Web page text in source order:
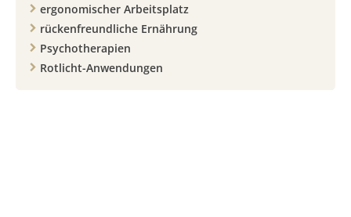
ergonomischer Arbeitsplatz
rückenfreundliche Ernährung
Psychotherapien
Rotlicht-Anwendungen